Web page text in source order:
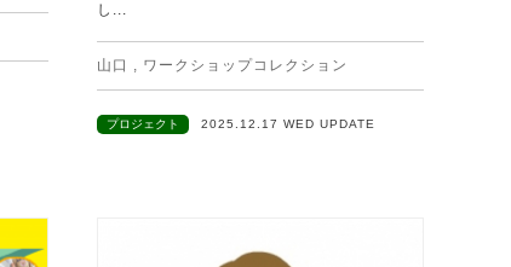
し...
山口 , ワークショップコレクション
プロジェクト 2025.12.17 WED UPDATE